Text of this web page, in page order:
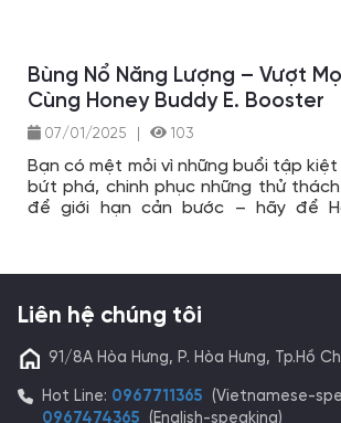
Bùng Nổ Năng Lượng – Vượt
Cùng Honey Buddy E. Booster
07/01/2025 103
Bạn có mệt mỏi vì những buổi tập kiệt
bứt phá, chinh phục những thử
để giới hạn cản bước – hãy để
Liên hệ chúng tôi
91/8A Hòa Hưng, P. Hòa Hưng, Tp.Hồ
Hot Line: 0967711365 (Vietnamese-
0967474365 (English-speaking)